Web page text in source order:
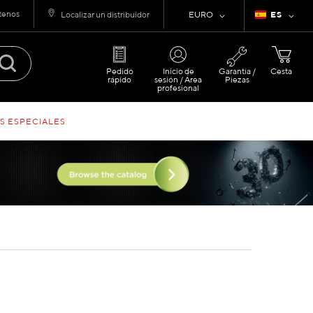
Lenguaje
ES
Moneda
EURO
Localizar un distribuidor
Cesta
Pedido
rápido
Inicio de
sesión / Área
profesional
Garantía /
Piezas
ESPECIALES